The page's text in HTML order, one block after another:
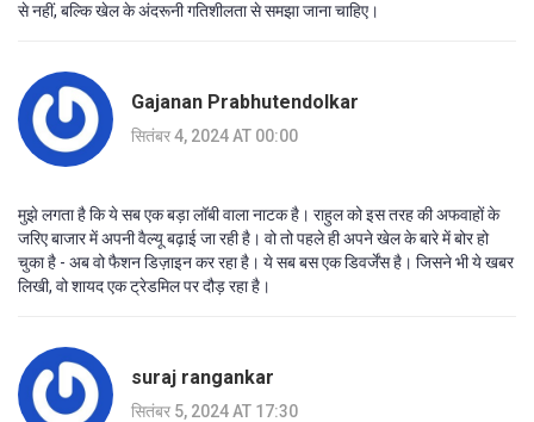
से नहीं, बल्कि खेल के अंदरूनी गतिशीलता से समझा जाना चाहिए।
Gajanan Prabhutendolkar
सितंबर 4, 2024 AT 00:00
मुझे लगता है कि ये सब एक बड़ा लॉबी वाला नाटक है। राहुल को इस तरह की अफवाहों के
जरिए बाजार में अपनी वैल्यू बढ़ाई जा रही है। वो तो पहले ही अपने खेल के बारे में बोर हो
चुका है - अब वो फैशन डिज़ाइन कर रहा है। ये सब बस एक डिवर्जेंस है। जिसने भी ये खबर
लिखी, वो शायद एक ट्रेडमिल पर दौड़ रहा है।
suraj rangankar
सितंबर 5, 2024 AT 17:30